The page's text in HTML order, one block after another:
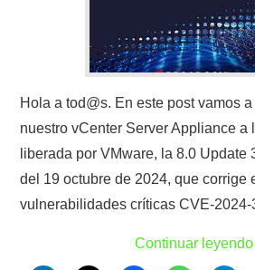
Hola a tod@s. En este post vamos
nuestro vCenter Server Appliance a
liberada por VMware, la 8.0 Update
del 19 octubre de 2024, que corrige
vulnerabilidades críticas CVE-
Continuar leyendo